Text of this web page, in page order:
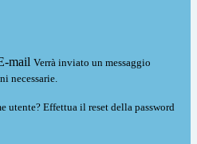
mail Verrà inviato un messaggio
necessarie.
utente? Effettua il reset della password